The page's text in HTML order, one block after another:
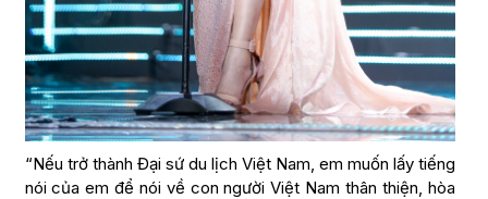
“Nếu trở thành Đại sứ du lịch Việt Nam, em muốn lấy tiếng
nói của em để nói về con người Việt Nam thân thiện, hòa